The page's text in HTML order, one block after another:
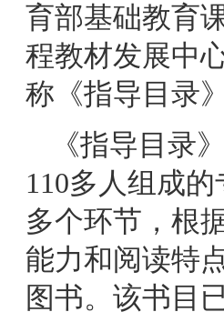
育部基础教育
程教材发展中
称《指导目录》
《指导目录
110多人组成
多个环节，根
能力和阅读特
图书。该书目